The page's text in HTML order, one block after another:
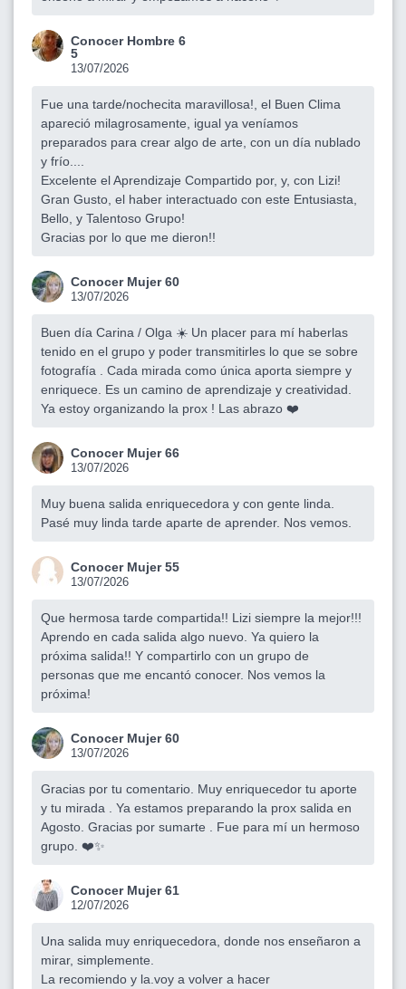
Conocer Hombre 6
5
13/07/2026
Fue una tarde/nochecita maravillosa!, el Buen Clima
apareció milagrosamente, igual ya veníamos
preparados para crear algo de arte, con un día nublado
y frío....
Excelente el Aprendizaje Compartido por, y, con Lizi!
Gran Gusto, el haber interactuado con este Entusiasta,
Bello, y Talentoso Grupo!
Gracias por lo que me dieron!!
Conocer Mujer 60
13/07/2026
Buen día Carina / Olga ☀️ Un placer para mí haberlas
tenido en el grupo y poder transmitirles lo que se sobre
fotografía . Cada mirada como única aporta siempre y
enriquece. Es un camino de aprendizaje y creatividad.
Ya estoy organizando la prox ! Las abrazo ❤️
Conocer Mujer 66
13/07/2026
Muy buena salida enriquecedora y con gente linda.
Pasé muy linda tarde aparte de aprender. Nos vemos.
Conocer Mujer 55
13/07/2026
Que hermosa tarde compartida!! Lizi siempre la mejor!!!
Aprendo en cada salida algo nuevo. Ya quiero la
próxima salida!! Y compartirlo con un grupo de
personas que me encantó conocer. Nos vemos la
próxima!
Conocer Mujer 60
13/07/2026
Gracias por tu comentario. Muy enriquecedor tu aporte
y tu mirada . Ya estamos preparando la prox salida en
Agosto. Gracias por sumarte . Fue para mí un hermoso
grupo. ❤️✨
Conocer Mujer 61
12/07/2026
Una salida muy enriquecedora, donde nos enseñaron a
mirar, simplemente.
La recomiendo y la.voy a volver a hacer